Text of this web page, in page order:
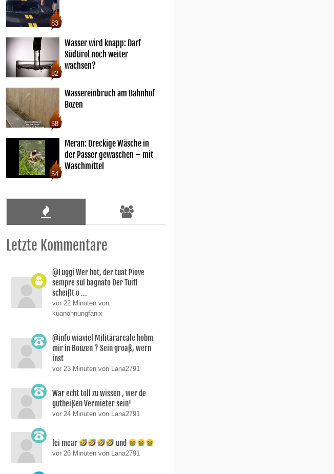
83
82
Wasser wird knapp: Darf
Südtirol noch weiter
wachsen?
58
Wassereinbruch am Bahnhof
Bozen
54
Meran: Dreckige Wäsche in
der Passer gewaschen – mit
Waschmittel
Letzte Kommentare
@Luggi Wer hot, der tuat Piove
sempre sul bagnato Der Tuifl
scheißt o ...
vor 22 Minuten von
kuanohnungfanix
@info wiaviel Militärareale hobm
mir in Bouzen ? Sein groaß, wern
inst ...
vor 23 Minuten von Lana2791
War echt toll zu wissen , wer de
gutheißen Vermieter sein!
vor 24 Minuten von Lana2791
lei mear und
vor 26 Minuten von Lana2791